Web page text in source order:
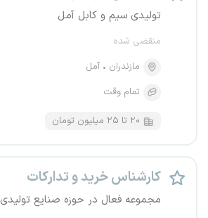
تولیدی سیم و کابل آمل
منقضی شده
مازندران
آمل
تمام وقت
۲۰ تا ۲۵ میلیون تومان
کارشناس خرید و تدارکات
مجموعه فعال در حوزه صنایع تولیدی